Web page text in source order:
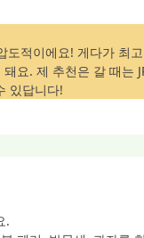
적이에요! 게다가 최
요. 제 추천은 갈 때는
있답니다!
.